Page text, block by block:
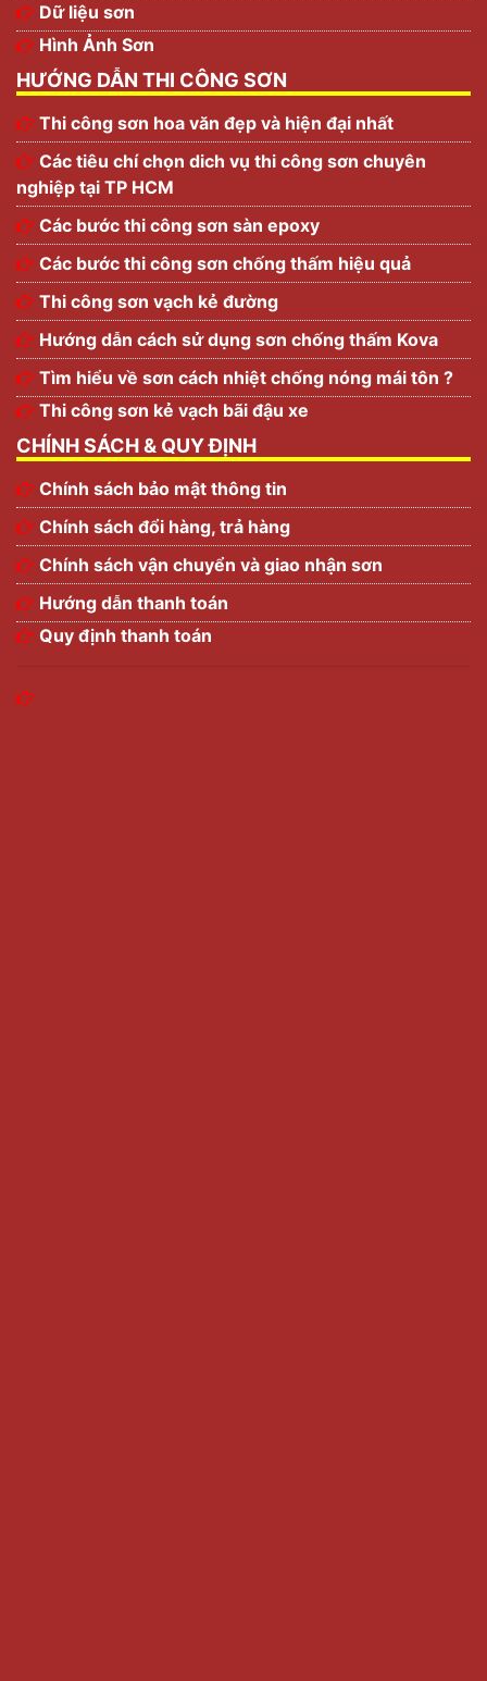
Dữ liệu sơn
Hình Ảnh Sơn
HƯỚNG DẪN THI CÔNG SƠN
Thi công sơn hoa văn đẹp và hiện đại nhất
Các tiêu chí chọn dich vụ thi công sơn chuyên
nghiệp tại TP HCM
Các bước thi công sơn sàn epoxy
Các bước thi công sơn chống thấm hiệu quả
Thi công sơn vạch kẻ đường
Hướng dẫn cách sử dụng sơn chống thấm Kova
Tìm hiểu về sơn cách nhiệt chống nóng mái tôn ?
Thi công sơn kẻ vạch bãi đậu xe
CHÍNH SÁCH & QUY ĐỊNH
Chính sách bảo mật thông tin
Chính sách đổi hàng, trả hàng
Chính sách vận chuyển và giao nhận sơn
Hướng dẫn thanh toán
Quy định thanh toán